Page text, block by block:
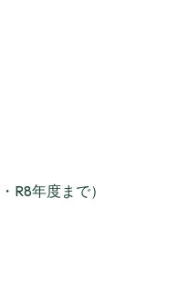
R8年度まで）